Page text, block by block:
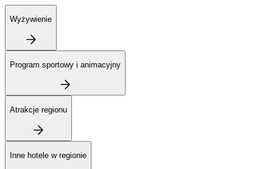
Wyżywienie
Program sportowy i animacyjny
Atrakcje regionu
Inne hotele w regionie